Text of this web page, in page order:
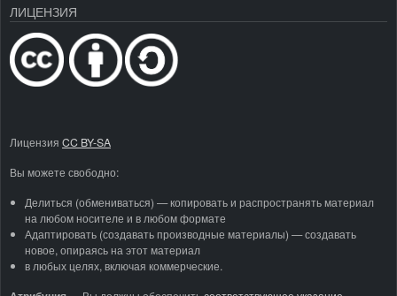
ЛИЦЕНЗИЯ
Лицензия CC BY-SA
Вы можете свободно:
Делиться (обмениваться) — копировать и распространять материал
на любом носителе и в любом формате
Адаптировать (создавать производные материалы) — создавать
новое, опираясь на этот материал
в любых целях, включая коммерческие.